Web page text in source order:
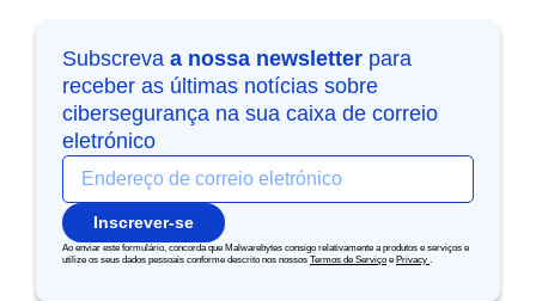
Subscreva a nossa newsletter para
receber as últimas notícias sobre
cibersegurança na sua caixa de correio
eletrónico
Inscrever-se
Ao enviar este formulário, concorda que Malwarebytes consigo relativamente a produtos e serviços e
utilize os seus dados pessoais conforme descrito nos nossos Termos de Serviço e Privacy .